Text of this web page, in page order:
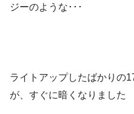
ジーのような･･･
ライトアップしたばかりの
が、すぐに暗くなりました